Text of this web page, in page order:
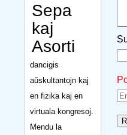
Sepa
kaj
Asorti
dancigis
aŭskultantojn kaj
en fizika kaj en
virtuala kongresoj.
Mendu la